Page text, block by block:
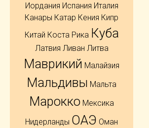
Иордания Испания Италия
Канары Катар Кения Кипр
Китай Коста Рика Куба
Латвия Ливан Литва
Маврикий Малайзия
Мальдивы Мальта
Марокко Мексика
Нидерланды ОАЭ Оман